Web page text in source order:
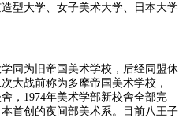
型大学、女子美术大学、日本大学
同为旧帝国美术学校，后经同盟休
大战前称为多摩帝国美术学校，
，1974年美术学部新校舍全部完
首创的夜间部美术系。目前八王子